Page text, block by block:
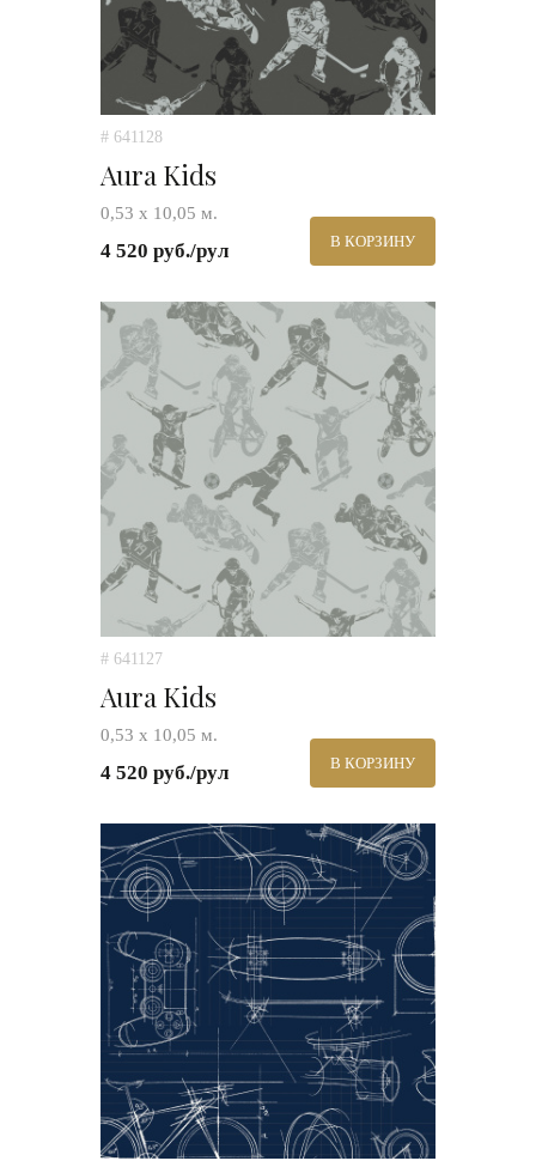
# 641128
Aura Kids
0,53 х 10,05 м.
4 520 руб./рул В КОРЗИНУ
# 641127
Aura Kids
0,53 х 10,05 м.
4 520 руб./рул В КОРЗИНУ